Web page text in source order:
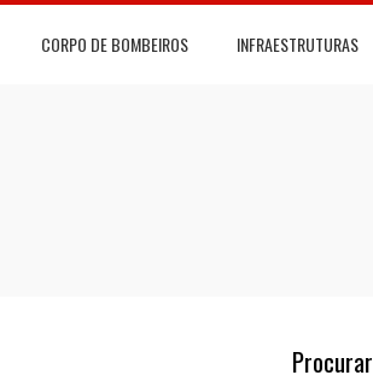
CORPO DE BOMBEIROS INFRAESTRUTURAS
Procurar